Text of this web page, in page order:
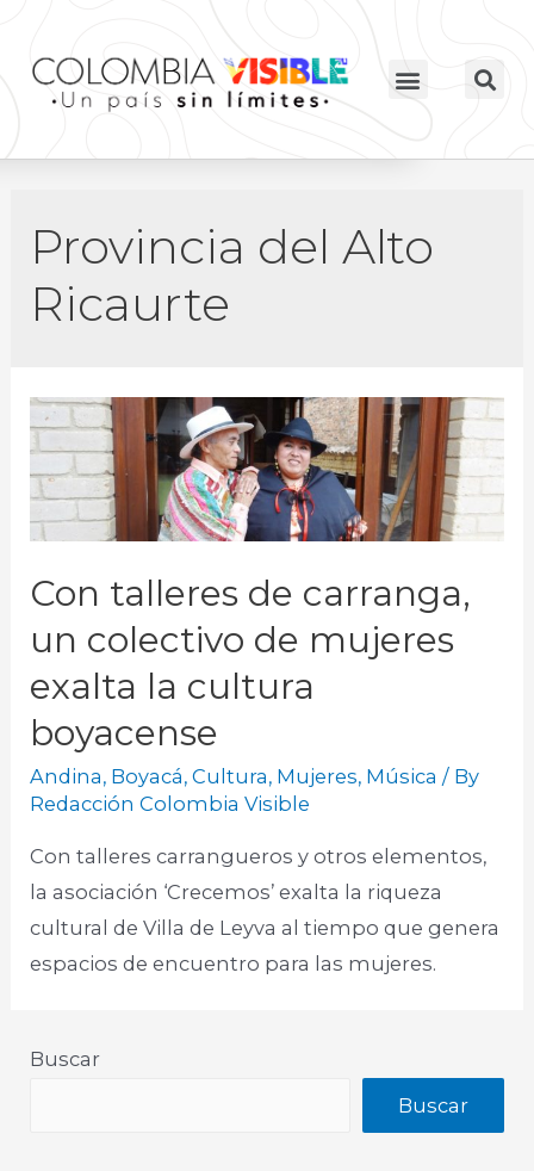
Provincia del Alto
Ricaurte
Con talleres de carranga,
un colectivo de mujeres
exalta la cultura
boyacense
Andina, Boyacá,Cultura, Mujeres, Música / By
Redacción Colombia Visible
Con talleres carrangueros y otros elementos,
la asociación ‘Crecemos’ exalta la riqueza
cultural de Villa de Leyva al tiempo que genera
espacios de encuentro para las mujeres.
Buscar
Buscar